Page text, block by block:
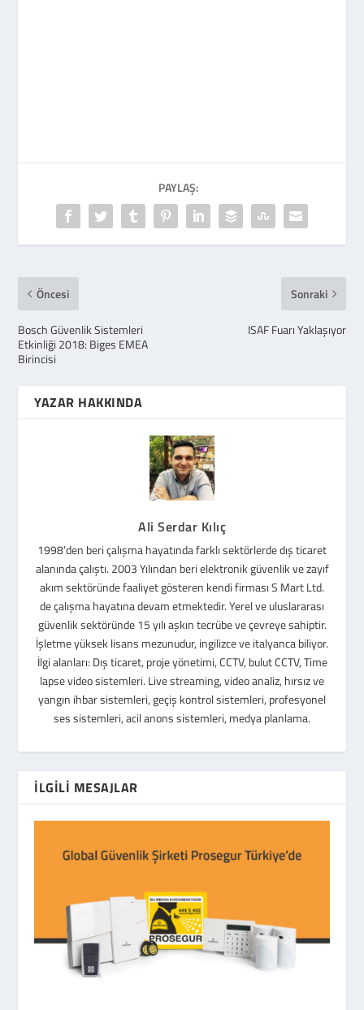
PAYLAŞ:
Öncesi
Bosch Güvenlik Sistemleri
Etkinliği 2018: Biges EMEA
Birincisi
Sonraki
ISAF Fuarı Yaklaşıyor
YAZAR HAKKINDA
Ali Serdar Kılıç
1998’den beri çalışma hayatında farklı sektörlerde dış ticaret
alanında çalıştı. 2003 Yılından beri elektronik güvenlik ve zayıf
akım sektöründe faaliyet gösteren kendi firması S Mart Ltd.
de çalışma hayatına devam etmektedir. Yerel ve uluslararası
güvenlik sektöründe 15 yılı aşkın tecrübe ve çevreye sahiptir.
İşletme yüksek lisans mezunudur, ingilizce ve italyanca biliyor.
İlgi alanları: Dış ticaret, proje yönetimi, CCTV, bulut CCTV, Time
lapse video sistemleri. Live streaming, video analiz, hırsız ve
yangın ihbar sistemleri, geçiş kontrol sistemleri, profesyonel
ses sistemleri, acil anons sistemleri, medya planlama.
İLGILI MESAJLAR